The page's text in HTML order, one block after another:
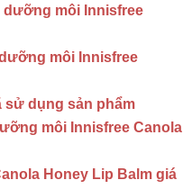
môi Innisfree
môi Innisfree
sử dụng sản phẩm
môi Innisfree Canola
Honey Lip Balm giá